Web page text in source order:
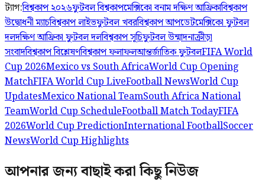
ট্যাগ:বিশ্বকাপ ২০২৬ফুটবল বিশ্বকাপমেক্সিকো বনাম দক্ষিণ আফ্রিকাবিশ্বকাপ
উদ্বোধনী ম্যাচবিশ্বকাপ লাইভফুটবল খবরবিশ্বকাপ আপডেটমেক্সিকো ফুটবল
দলদক্ষিণ আফ্রিকা ফুটবল দলবিশ্বকাপ সূচিফুটবল উন্মাদনাক্রীড়া
সংবাদবিশ্বকাপ বিশ্লেষণবিশ্বকাপ ফলাফলআন্তর্জাতিক ফুটবলFIFA World
Cup 2026Mexico vs South AfricaWorld Cup Opening
MatchFIFA World Cup LiveFootball NewsWorld Cup
UpdatesMexico National TeamSouth Africa National
TeamWorld Cup ScheduleFootball Match TodayFIFA
2026World Cup PredictionInternational FootballSoccer
NewsWorld Cup Highlights
আপনার জন্য বাছাই করা কিছু নিউজ